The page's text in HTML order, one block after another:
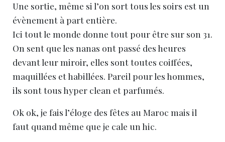
Une sortie, même si l’on sort tous les soirs est un
évènement à part entière.
Ici tout le monde donne tout pour être sur son 31.
On sent que les nanas ont passé des heures
devant leur miroir, elles sont toutes coiffées,
maquillées et habillées. Pareil pour les hommes,
ils sont tous hyper clean et parfumés.
Ok ok, je fais l’éloge des fêtes au Maroc mais il
faut quand même que je cale un hic.